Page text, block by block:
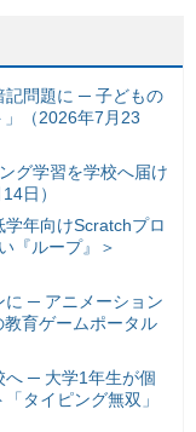
記問題に ─ 子どもの
（2026年7月23
グ学習を学校へ届け
日）
年向けScratchプロ
『ループ』＞
に ─ アニメーション
育ゲームポータル
へ ─ 大学1年生が個
タイピング無双」